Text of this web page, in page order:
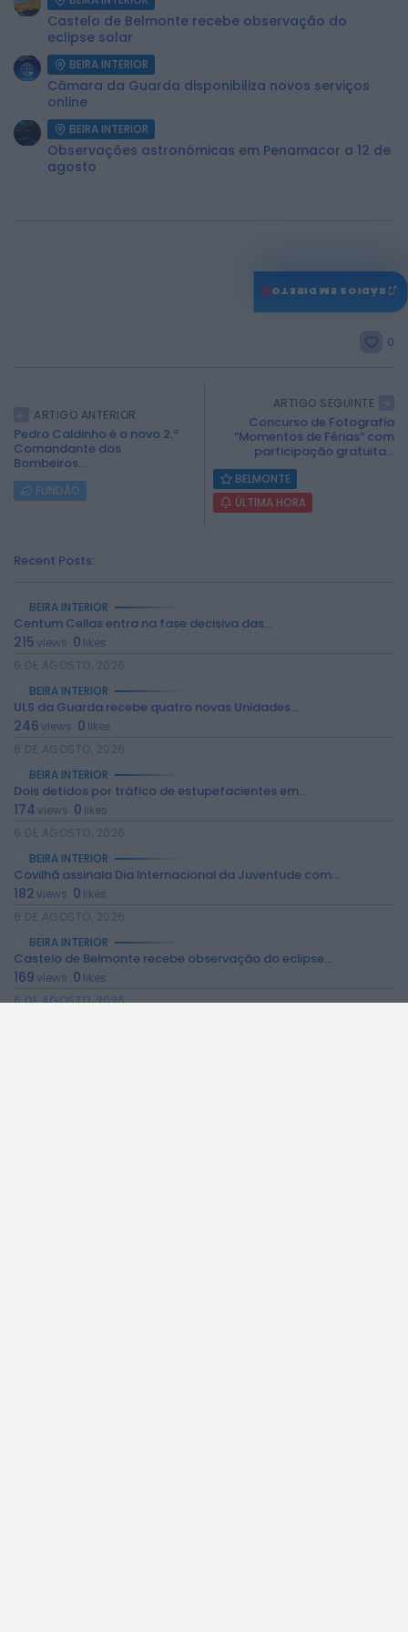
2026 Rádio Caria. Todos os direitos
reservados.
Castelo de Belmonte recebe observação do
eclipse solar
BEIRA INTERIOR
Câmara da Guarda disponibiliza novos serviços
online
BEIRA INTERIOR
Observações astronómicas em Penamacor a 12 de
agosto
0
ARTIGO ANTERIOR
Pedro Caldinho é o novo 2.º
Comandante dos
Bombeiros...
FUNDÃO
ARTIGO SEGUINTE
Concurso de Fotografia
“Momentos de Férias” com
participação gratuita...
BELMONTE
ÚLTIMA HORA
Recent Posts:
BEIRA INTERIOR
Centum Cellas entra na fase decisiva das...
215views 0 likes
6 DE AGOSTO, 2026
BEIRA INTERIOR
ULS da Guarda recebe quatro novas Unidades...
246views 0 likes
6 DE AGOSTO, 2026
BEIRA INTERIOR
Dois detidos por tráfico de estupefacientes em...
174views 0 likes
6 DE AGOSTO, 2026
BEIRA INTERIOR
Covilhã assinala Dia Internacional da Juventude com...
182views 0 likes
6 DE AGOSTO, 2026
BEIRA INTERIOR
Castelo de Belmonte recebe observação do eclipse...
169views 0 likes
6 DE AGOSTO, 2026
♫
RÁDIOS EM DIRETO